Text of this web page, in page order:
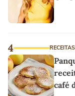
4 RECEITAS
café